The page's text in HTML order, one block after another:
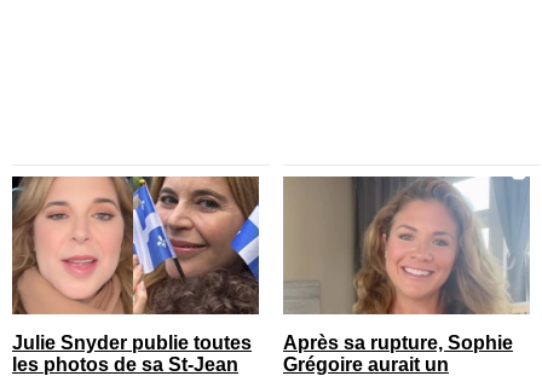
Julie Snyder publie toutes
les photos de sa St-Jean
Après sa rupture, Sophie
Grégoire aurait un